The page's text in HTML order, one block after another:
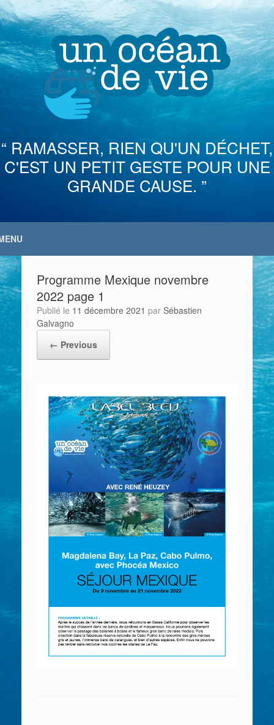
Skip
to
content
“ RAMASSER, RIEN QU'UN DÉCHET,
C'EST UN PETIT GESTE POUR UNE
GRANDE CAUSE. ”
Programme Mexique novembre
2022 page 1
Publié le 11 décembre 2021 par Sébastien
Galvagno
← Previous